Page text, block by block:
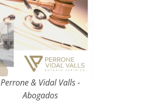
Perrone & Vidal Valls -
Abogados